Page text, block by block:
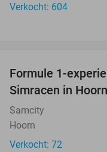
Verkocht: 604
Formule 1-
Simracen in Hoorn
Samcity
Hoorn
Verkocht: 72